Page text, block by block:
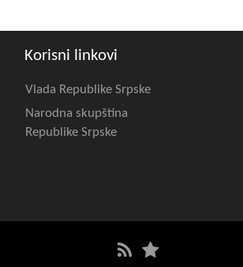
Korisni linkovi
Vlada Republike Srpske
Narodna skupština
Republike Srpske